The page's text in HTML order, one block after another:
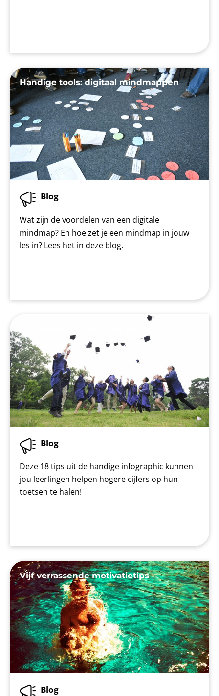
Handige tools: digitaal mindmappen
Blog
Wat zijn de voordelen van een digitale
mindmap? En hoe zet je een mindmap in jouw
les in? Lees het in deze blog.
Blog
Deze 18 tips uit de handige infographic kunnen
jou leerlingen helpen hogere cijfers op hun
toetsen te halen!
Vijf verrassende motivatietips
Blog